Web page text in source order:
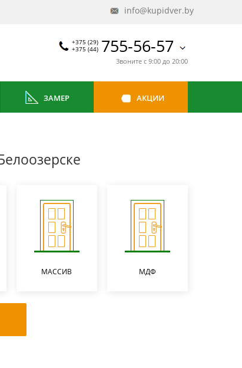
info@kupidver.by
+375 (29)
+375 (44) 755-56-57
Звоните с 9:00 до 20:00
ЗАМЕР АКЦИИ
МАССИВ МДФ